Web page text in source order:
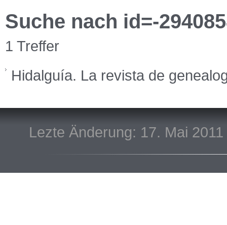
Suche nach id=-
1 Treffer
Hidalguía. La revista de
Lezte Änderung: 17. Mai